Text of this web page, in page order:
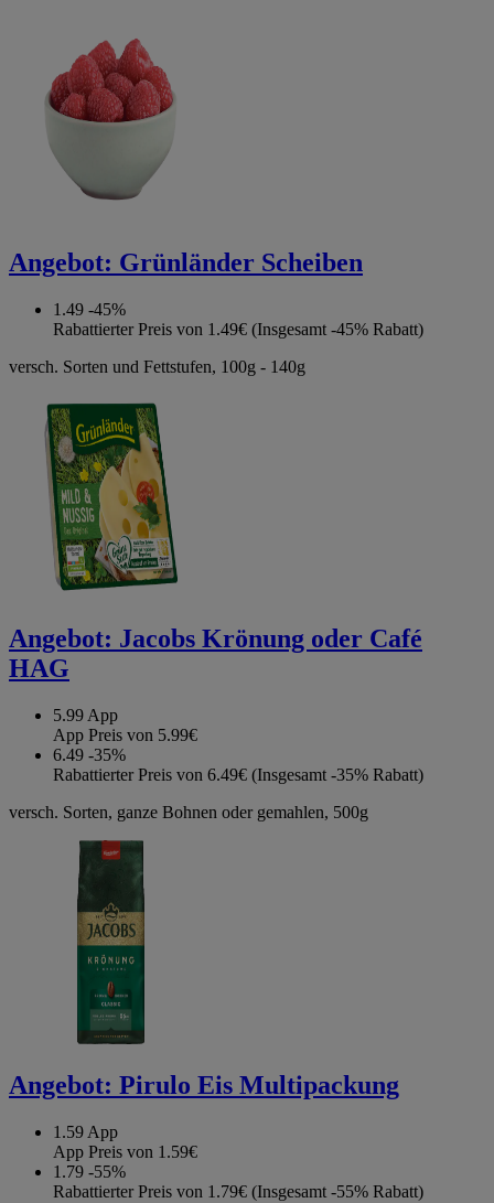
Angebot: Grünländer Scheiben
1.49 -45%
Rabattierter Preis von 1.49€ (Insgesamt -45% Rabatt)
versch. Sorten und Fettstufen, 100g - 140g
Angebot: Jacobs Krönung oder Café
HAG
5.99 App
App Preis von 5.99€
6.49 -35%
Rabattierter Preis von 6.49€ (Insgesamt -35% Rabatt)
versch. Sorten, ganze Bohnen oder gemahlen, 500g
Angebot: Pirulo Eis Multipackung
1.59 App
App Preis von 1.59€
1.79 -55%
Rabattierter Preis von 1.79€ (Insgesamt -55% Rabatt)